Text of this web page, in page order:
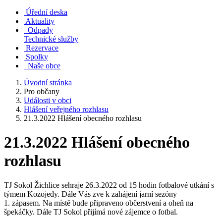
Úřední deska
Aktuality
Odpady
Technické služby
Rezervace
Spolky
Naše obce
Úvodní stránka
Pro občany
Události v obci
Hlášení veřejného rozhlasu
21.3.2022 Hlášení obecného rozhlasu
21.3.2022 Hlášení obecného
rozhlasu
TJ Sokol Žichlice sehraje 26.3.2022 od 15 hodin fotbalové utkání s
týmem Kozojedy. Dále Vás zve k zahájení jarní sezóny
1. zápasem. Na místě bude připraveno občerstvení a oheň na
špekáčky. Dále TJ Sokol přijímá nové zájemce o fotbal.